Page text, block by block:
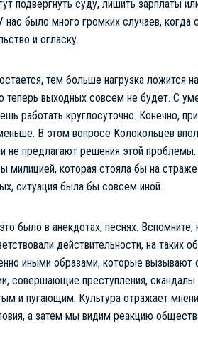
подвергнуть суду, лишить зарплаты
нас было много громких случаев, когда
и огласку.
тем больше нагрузка ложится
теперь выходных совсем не будет. С
работать круглосуточно. Конечно,
В этом вопросе Колокольцев
не предлагают решения этой
милицией, которая стояла бы на
ситуация была бы совсем иной.
было в анекдотах, песнях.
действительности, на таких
иными образами, которые вызывают
совершающие преступления,
и пугающим. Культура отражает
а затем мы видим реакцию